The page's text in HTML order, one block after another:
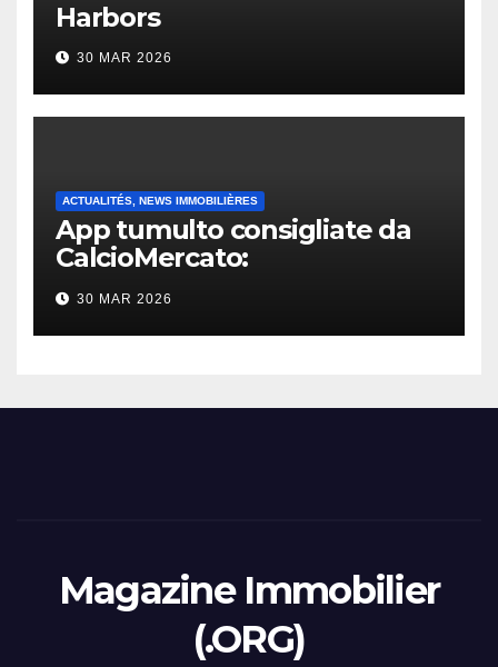
Harbors
30 MAR 2026
ACTUALITÉS, NEWS IMMOBILIÈRES
App tumulto consigliate da
CalcioMercato:
considerazione di gennaio
2026
30 MAR 2026
Magazine Immobilier
(.ORG)